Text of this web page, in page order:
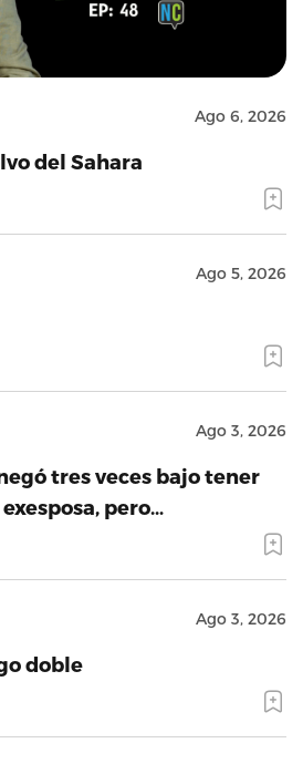
Ago 6, 2026
del Sahara
Ago 5, 2026
Ago 3, 2026
tres veces bajo tener
pero…
Ago 3, 2026
doble